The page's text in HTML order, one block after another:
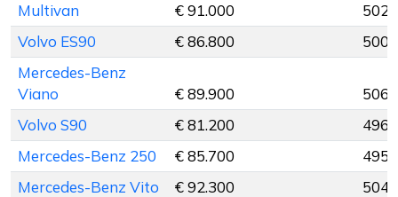
Multivan
€ 91.000
502
Volvo ES90
€ 86.800
500
Mercedes-Benz
Viano
€ 89.900
506
Volvo S90
€ 81.200
496
Mercedes-Benz 250
€ 85.700
495
Mercedes-Benz Vito
€ 92.300
504